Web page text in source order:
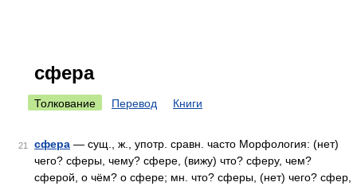
сфера
Толкование Перевод Книги
21 сфера — сущ., ж., употр. сравн. часто Морфология: (нет)
чего? сферы, чему? сфере, (вижу) что? сферу, чем?
сферой, о чём? о сфере; мн. что? сферы, (нет) чего? сфер,